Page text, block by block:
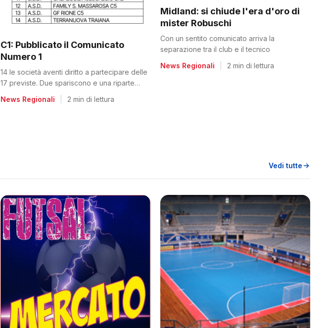
C1: Pubblicato il Comunicato
Numero 1
14 le società aventi diritto a partecipare delle
17 previste. Due spariscono e una riparte
News Regionali 2 min di lettura
Midland: si chiude l'era d'oro di
mister Robuschi
Con un sentito comunicato arriva la
separazione tra il club e il tecnico
News Regionali
2 min di lettura
Vedi tutte